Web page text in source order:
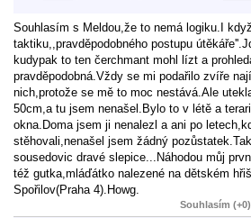
Souhlasím s Meldou,že to nemá logiku.I
taktiku,,pravděpodobného postupu
kudypak to ten čerchmant mohl lízt a
pravděpodobná.Vždy se mi podařilo zvíře
nich,protože se mě to moc nestává.Ale
50cm,a tu jsem nenašel.Bylo to v létě a
okna.Doma jsem ji nenalezl a ani po
stěhovali,nenašel jsem žádný
sousedovic dravé slepice...Náhodou můj
též gutka,mláďátko nalezené na dětském
Spořilov(Praha 4).Howg.
Souhlasím (+0)